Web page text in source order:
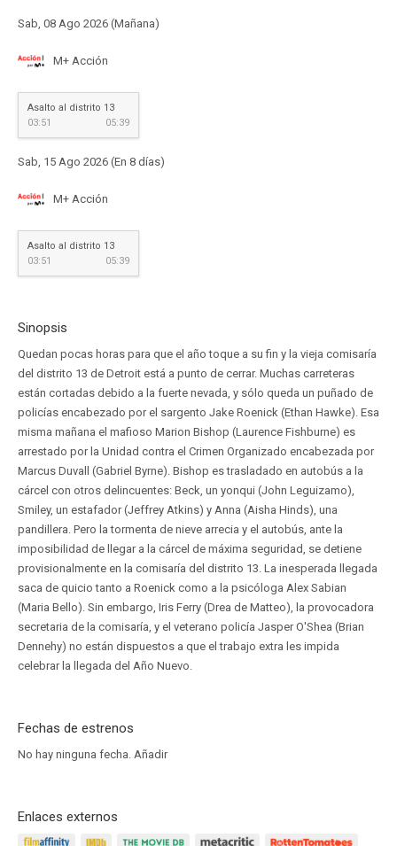
Sab, 08 Ago 2026 (Mañana)
M+ Acción
Asalto al distrito 13
03:51
05:39
Sab, 15 Ago 2026 (En 8 días)
M+ Acción
Asalto al distrito 13
03:51
05:39
Sinopsis
Quedan pocas horas para que el año toque a su fin y la vieja comisaría
del distrito 13 de Detroit está a punto de cerrar. Muchas carreteras
están cortadas debido a la fuerte nevada, y sólo queda un puñado de
policías encabezado por el sargento Jake Roenick (Ethan Hawke). Esa
misma mañana el mafioso Marion Bishop (Laurence Fishburne) es
arrestado por la Unidad contra el Crimen Organizado encabezada por
Marcus Duvall (Gabriel Byrne). Bishop es trasladado en autobús a la
cárcel con otros delincuentes: Beck, un yonqui (John Leguizamo),
Smiley, un estafador (Jeffrey Atkins) y Anna (Aisha Hinds), una
pandillera. Pero la tormenta de nieve arrecia y el autobús, ante la
imposibilidad de llegar a la cárcel de máxima seguridad, se detiene
provisionalmente en la comisaría del distrito 13. La inesperada llegada
saca de quicio tanto a Roenick como a la psicóloga Alex Sabian
(Maria Bello). Sin embargo, Iris Ferry (Drea de Matteo), la provocadora
secretaria de la comisaría, y el veterano policía Jasper O'Shea (Brian
Dennehy) no están dispuestos a que el trabajo extra les impida
celebrar la llegada del Año Nuevo.
Fechas de estrenos
No hay ninguna fecha. Añadir
Enlaces externos